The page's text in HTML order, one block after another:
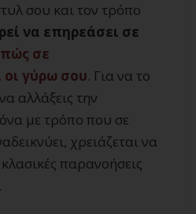
σου και τον τρόπο
να επηρεάσει σε
σε
οι γύρω σου. Για να το
αλλάξεις την
με τρόπο που σε
χρειάζεται να
παρανοήσεις